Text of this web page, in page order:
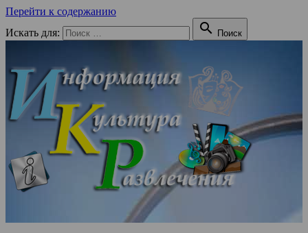
Перейти к содержанию
Искать для:
 Поиск